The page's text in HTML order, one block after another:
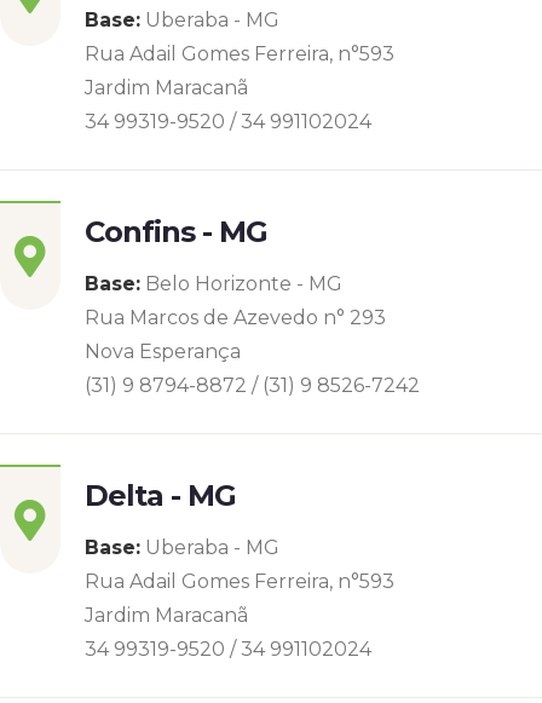
Base: Uberaba - MG
Rua Adail Gomes Ferreira, n°593
Jardim Maracanã
34 99319-9520 / 34 991102024
Confins - MG
Base: Belo Horizonte - MG
Rua Marcos de Azevedo n° 293
Nova Esperança
(31) 9 8794-8872 / (31) 9 8526-7242
Delta - MG
Base: Uberaba - MG
Rua Adail Gomes Ferreira, n°593
Jardim Maracanã
34 99319-9520 / 34 991102024